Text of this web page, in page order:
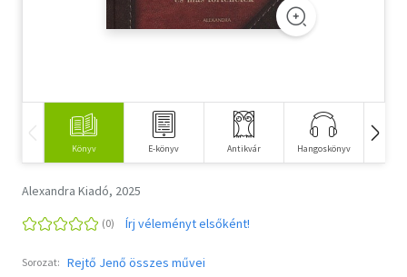
Társadalomtudomány
Könyv E-könyv Antikvár Hangoskönyv
Alexandra Kiadó, 2025
Írj véleményt elsőként!
Sorozat: Rejtő Jenő összes művei